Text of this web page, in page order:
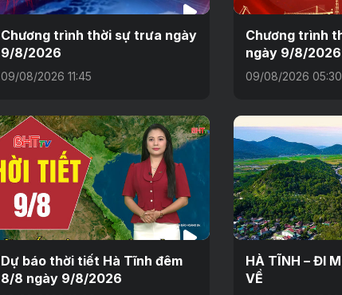
Chương trình thời sự trưa ngày
9/8/2026
09/08/2026 11:45
Chương trình
ngày 9/8/2026
09/08/2026 05:30
Dự báo thời tiết Hà Tĩnh đêm
8/8 ngày 9/8/2026
HÀ TĨNH – ĐI
VỀ